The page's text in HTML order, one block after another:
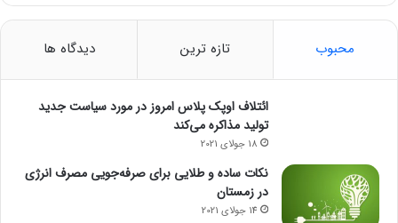
محبوب تازه ترین دیدگاه ها
ائتلاف اوپک پلاس امروز در مورد سیاست جدید
تولید مذاکره می‌کند
18 جولای 2021
نکات ساده و طلایی برای صرفه‌جویی مصرف انرژی
در زمستان
14 جولای 2021